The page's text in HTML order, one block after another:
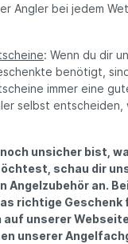
Angler bei jedem
: Wenn du dir
benötigt,
immer eine
selbst entscheiden,
unsicher bist,
schau dir
Angelzubehör an.
richtige Geschenk
auf unserer
unserer